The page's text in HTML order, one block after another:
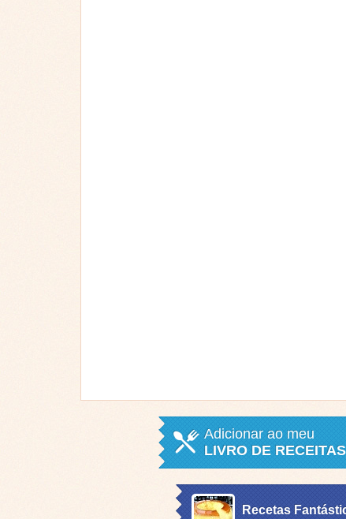
Adicionar ao meu
LIVRO DE RECEITAS
Recetas